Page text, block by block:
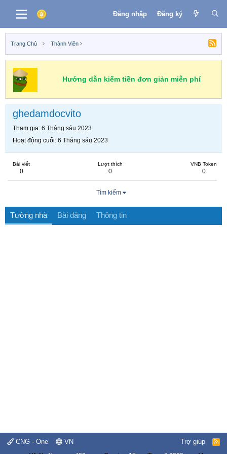
Đăng nhập Đăng ký
Trang Chủ Thành Viên
Hướng dẫn kiếm tiền đơn giản miễn phí
ghedamdocvito
Tham gia 6 Tháng sáu 2023
Hoạt động cuối 6 Tháng sáu 2023
Bài viết
0
Lượt thích
0
VNB Token
0
Tìm kiếm
Tường nhà Bài đăng Thông tin
CNG - One VN Trợ giúp
R